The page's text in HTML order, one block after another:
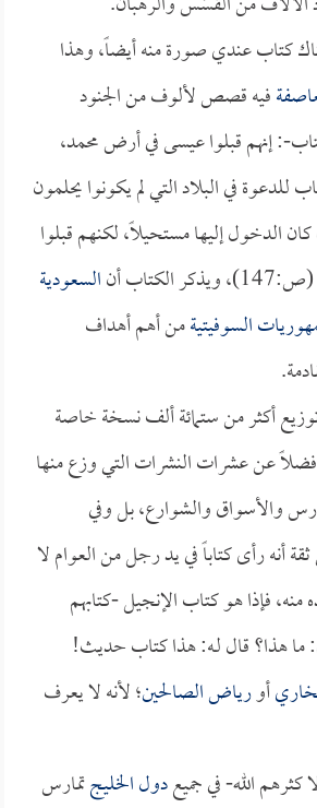
كتاب عندي صورة منه أيضاً، وهذا
فيه قصص لألوف من الجنود
: إنهم قبلوا عيسى في أرض محمد،
للدعوة في البلاد التي لم يكونوا يحلمون
الدخول إليها مستحيلاً، لكنهم قبلوا
أن
السعودية
السوفيتيةمن أهم أهداف
أكثر من ستمائة ألف نسخة خاصة
عن عشرات النشرات التي وزع منها
والأسواق والشوارع، بل وفي
أنه رأى كتاباً في يد رجل من العوام لا
فإذا هو كتاب الإنجيل -كتابهم
ما هذا؟ قال لـه: هذا كتاب حديث!
أورياض الصالحين؛ لأنه لا يعرف
كثرهم الله- في جميعدول الخليجتمارس